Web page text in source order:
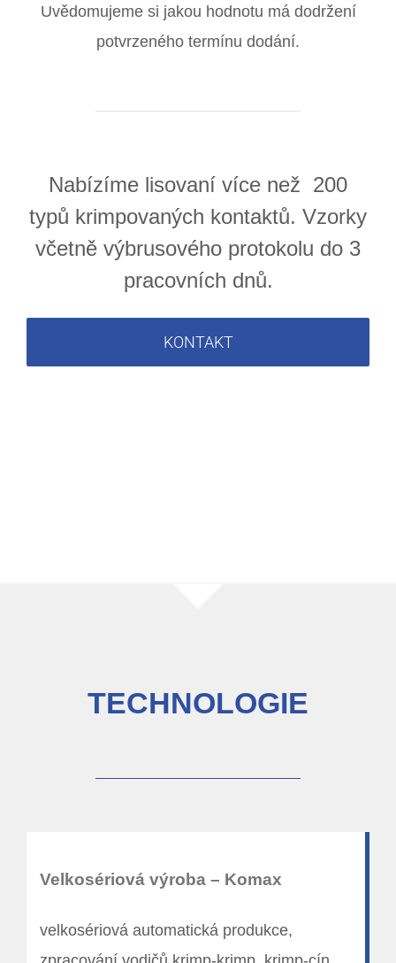
Uvědomujeme si jakou hodnotu má dodržení
potvrzeného termínu dodání.
Nabízíme lisovaní více než 200
typů krimpovaných kontaktů. Vzorky
včetně výbrusového protokolu do 3
pracovních dnů.
KONTAKT
TECHNOLOGIE
Velkosériová výroba – Komax
velkosériová automatická produkce,